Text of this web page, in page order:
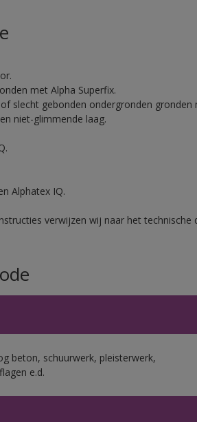
met Alpha Superfix.
slecht gebonden ondergronden gronden
niet-glimmende laag.
Alphatex IQ.
verwijzen wij naar het
beton, schuurwerk, pleisterwerk,
e.d.